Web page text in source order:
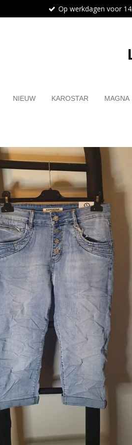
Op werkdagen voor
NIEUW KAROSTAR MAGNA